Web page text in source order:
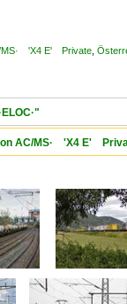
MS· 'X4 E' Private
AC/MS· 'X4 E'